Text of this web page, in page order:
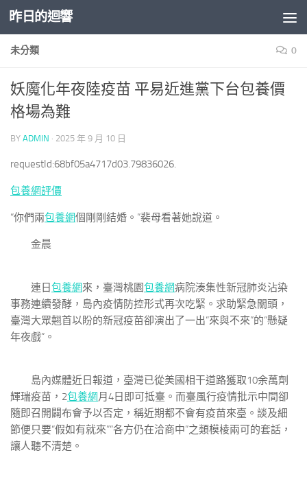
Skip to content
昨日的迴響
未分類 0
妖魔化年夜陸疫苗 平易近進黨下台包養價
格場為難
BY ADMIN · 2025 年 9 月 10 日
requestId:68bf05a4717d03.79836026.
包養網評價
“你們兩包養網個剛剛結婚。”裴母看著她說道。
金晨
連日包養網來，臺灣桃園包養網病院湊集性新冠肺炎沾染
事務連續發酵，島內疫情防控形式再次吃緊。求助緊急關頭，
臺灣大眾翹首以盼的新冠疫苗卻演出了一出“來與不來”的“懸疑
年夜戲”。
島內媒體近日報道，臺灣已從美國相干道路獲取10余萬劑
輝瑞疫苗，2包養網月4日即可抵臺。而臺風行疫情批示中間卻
隨即召開闢布會予以否定，稱近期都不會有疫苗來臺。談及細
節便只要“假如有就來”“各方仍在洽商中”之類模棱兩可的套話，
讓人聽不清楚。